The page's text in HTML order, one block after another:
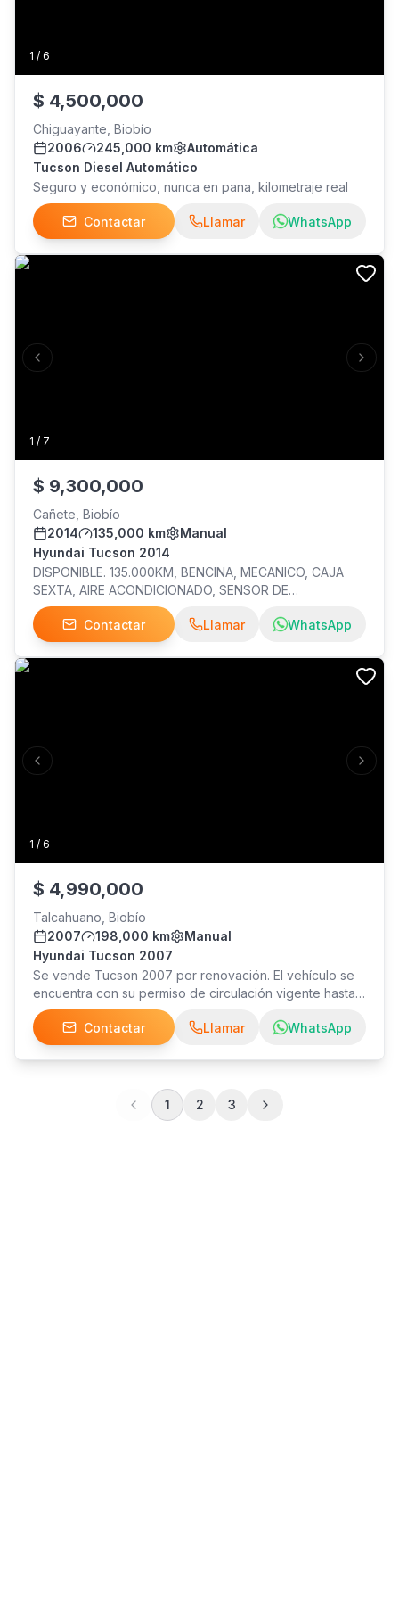
1 / 6
$ 4,500,000
Chiguayante, Biobío
2006
245,000 km
Automática
Tucson Diesel Automático
Seguro y económico, nunca en pana, kilometraje real
Contactar Llamar WhatsApp
1 / 7
Previous slide Next
$ 9,300,000
Cañete, Biobío
2014
135,000 km
Manual
Hyundai Tucson 2014
DISPONIBLE. 135.000KM, BENCINA, MECANICO, CAJA
SEXTA, AIRE ACONDICIONADO, SENSOR DE
RETROCESO, AIRBAGS, ABS, ALZAVIDRIOS ELECTRICOS,
RADIO CON CD, AUX, USB, CONTROLES AL VOLANTE,
ISOFIX, NEUMATICOS NUEVOS.
Contactar Llamar WhatsApp
1 / 6
Previous slide Next
$ 4,990,000
Talcahuano, Biobío
2007
198,000 km
Manual
Hyundai Tucson 2007
Se vende Tucson 2007 por renovación. El vehículo se
encuentra con su permiso de circulación vigente hasta
el año 2027,en buenas condiciones.CONVERSABLE.
Contactar
Llamar WhatsApp
1 2 3